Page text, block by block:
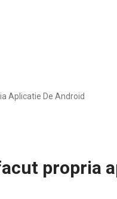
Aplicatie De Android
propria